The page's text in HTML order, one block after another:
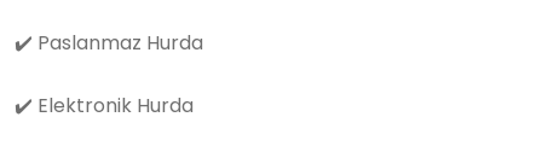
✔️ Paslanmaz Hurda
✔️ Elektronik Hurda